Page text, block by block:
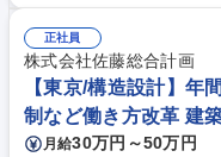
に常駐し、施工計画・施工図
門業者（サブコン等）をコン
し、「どのエリアの3Dデー
門業者へデータの作成を指
況、スケジュールの管理・督促 募集職種 【広島】施工BIMコーデ
ト/現場の段取りや調整を担う
正社員
株式会社佐藤総合計画
【東京/構造設計】年
制など働き方改革 建
月給30万円～50万円